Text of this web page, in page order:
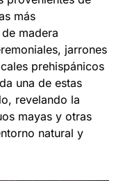
más
madera
jarrones
prehispánicos
una de estas
revelando la
mayas y otras
natural y